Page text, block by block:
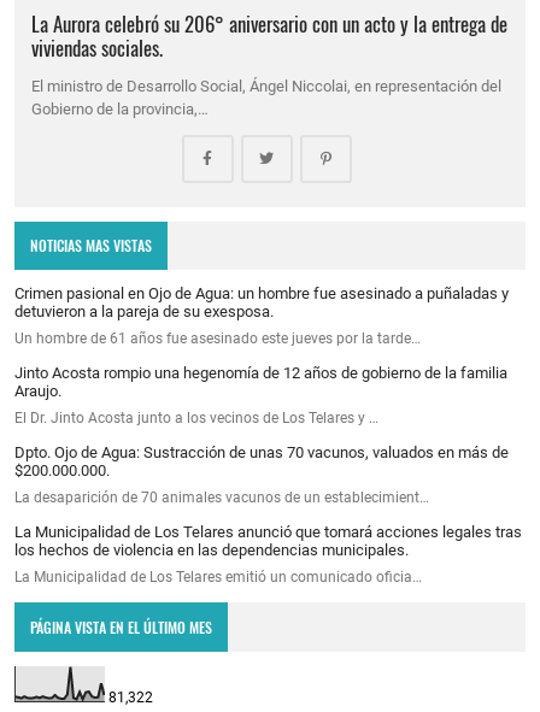
La Aurora celebró su 206° aniversario con un acto y la entrega de
viviendas sociales.
El ministro de Desarrollo Social, Ángel Niccolai, en representación del
Gobierno de la provincia,…
NOTICIAS MAS VISTAS
Crimen pasional en Ojo de Agua: un hombre fue asesinado a puñaladas y
detuvieron a la pareja de su exesposa.
Un hombre de 61 años fue asesinado este jueves por la tarde…
Jinto Acosta rompio una hegenomía de 12 años de gobierno de la familia
Araujo.
El Dr. Jinto Acosta junto a los vecinos de Los Telares y …
Dpto. Ojo de Agua: Sustracción de unas 70 vacunos, valuados en más de
$200.000.000.
La desaparición de 70 animales vacunos de un establecimient…
La Municipalidad de Los Telares anunció que tomará acciones legales tras
los hechos de violencia en las dependencias municipales.
La Municipalidad de Los Telares emitió un comunicado oficia…
PÁGINA VISTA EN EL ÚLTIMO MES
81,322